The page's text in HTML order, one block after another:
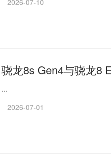
2026-07-10
骁龙8s Gen4与骁龙8
...
2026-07-01